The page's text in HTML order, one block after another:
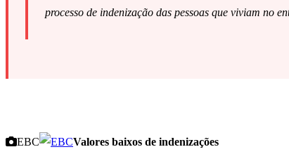
processo de indenização das pessoas que viviam no
EBC Valores baixos de indenizações